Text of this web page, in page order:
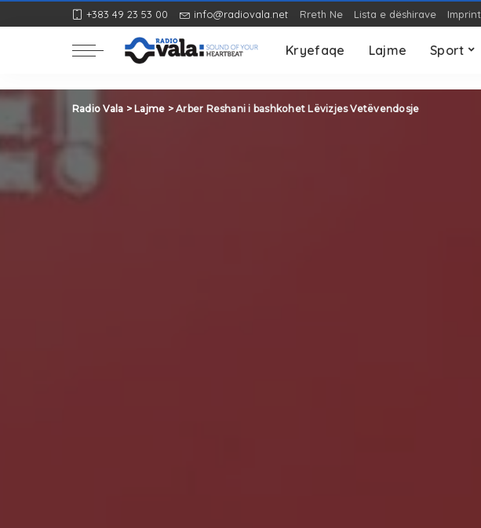
+383 49 23 53 00 info@radiovala.net Rreth Ne Lista e dëshirave Imprint
Kryefaqe Lajme Sport
Rozë OP-ED
Rozë OP-ED
Radio Vala > Lajme >Arber Reshani i bashkohet Lëvizjes Vetëvendosje